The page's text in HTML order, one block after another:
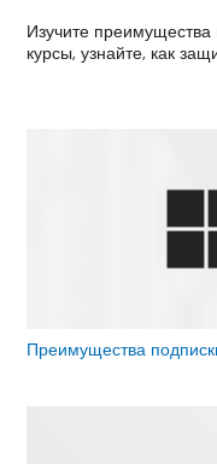
Изучите
курсы, узнайте, как
Преимущества